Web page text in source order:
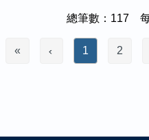
總筆數：117
« 1 2